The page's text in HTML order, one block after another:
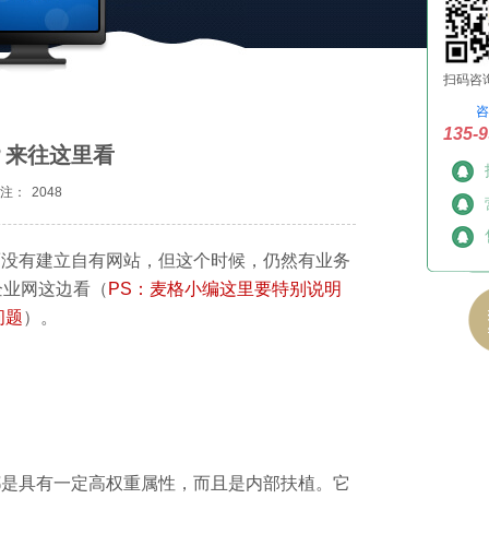
往这里看
： 2048
有建立自有网站，但这个时候，仍然有业务
网这边看（ PS：麦格小编这里要特别说明
题）。
具有一定高权重属性，而且是内部扶植。它
扫码咨
135-